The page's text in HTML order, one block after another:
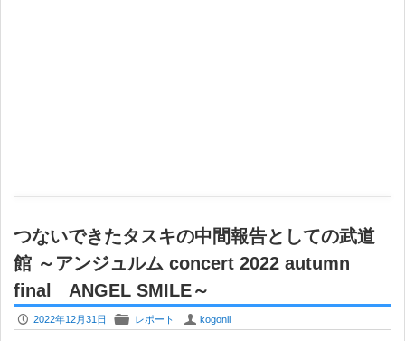
つないできたタスキの中間報告としての武道
館 ～アンジュルム concert 2022 autumn
final ANGEL SMILE～
P 2022年12月31日 F レポート U kogonil